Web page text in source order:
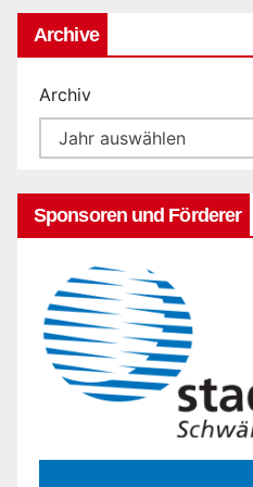
Archive
Archiv
Sponsoren und Förderer